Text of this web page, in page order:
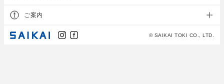
ご案内
© SAIKAI TOKI CO., LTD.